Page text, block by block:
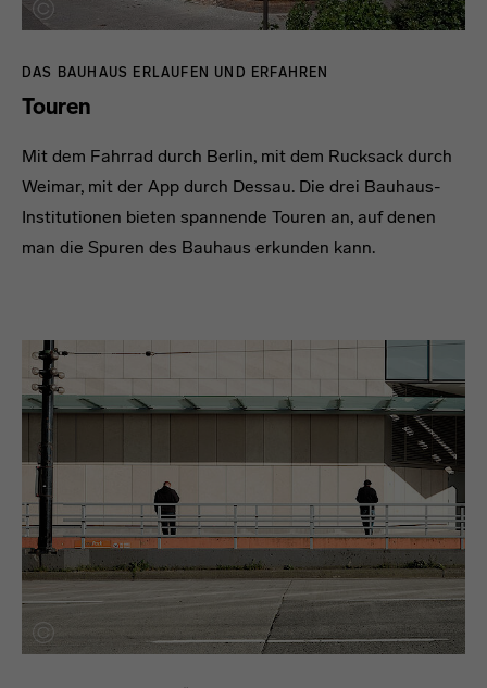
DAS BAUHAUS ERLAUFEN UND ERFAHREN
Touren
Mit dem Fahrrad durch Berlin, mit dem Rucksack durch
Weimar, mit der App durch Dessau. Die drei Bauhaus-
Institutionen bieten spannende Touren an, auf denen
man die Spuren des Bauhaus erkunden kann.